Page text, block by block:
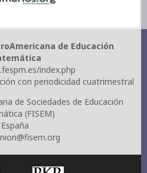
de Educación
index.php
con periodicidad cuatrimestral
de Sociedades de Educación
(FISEM)
España